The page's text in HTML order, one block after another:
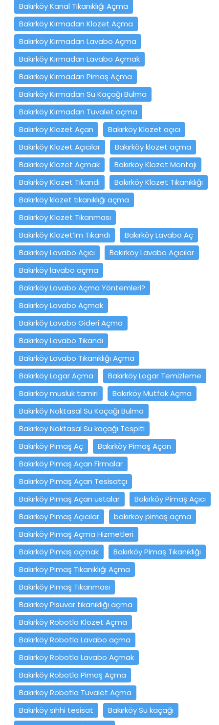
Bakırköy Kanal Tıkanıklığı Açma
Bakırköy Kırmadan Klozet Açma
Bakırköy Kırmadan Lavabo Açma
Bakırköy Kırmadan Lavabo Açmak
Bakırköy Kırmadan Pimaş Açma
Bakırköy Kırmadan Su Kaçağı Bulma
Bakırköy Kırmadan Tuvalet açma
Bakırköy Klozet Açan
Bakırköy Klozet açıcı
Bakırköy Klozet Açıcılar
Bakırköy klozet açma
Bakırköy Klozet Açmak
Bakırköy Klozet Montajı
Bakırköy Klozet Tıkandı
Bakırköy Klozet Tıkanıklığı
Bakırköy klozet tıkanıklığı açma
Bakırköy Klozet Tıkanması
Bakırköy Klozet’im Tıkandı
Bakırköy Lavabo Aç
Bakırköy Lavabo Açıcı
Bakırköy Lavabo Açıcılar
Bakırköy lavabo açma
Bakırköy Lavabo Açma Yöntemleri?
Bakırköy Lavabo Açmak
Bakırköy Lavabo Gideri Açma
Bakırköy Lavabo Tıkandı
Bakırköy Lavabo Tıkanıklığı Açma
Bakırköy Logar Açma
Bakırköy Logar Temizleme
Bakırköy musluk tamiri
Bakırköy Mutfak Açma
Bakırköy Noktasal Su Kaçağı Bulma
Bakırköy Noktasal Su kaçağı Tespiti
Bakırköy Pimaş Aç
Bakırköy Pimaş Açan
Bakırköy Pimaş Açan Firmalar
Bakırköy Pimaş Açan Tesisatçı
Bakırköy Pimaş Açan ustalar
Bakırköy Pimaş Açıcı
Bakırköy Pimaş Açıcılar
bakırköy pimaş açma
Bakırköy Pimaş Açma Hizmetleri
Bakırköy Pimaş açmak
Bakırköy Pimaş Tıkanıklığı
Bakırköy Pimaş Tıkanıklığı Açma
Bakırköy Pimaş Tıkanması
Bakırköy Pisuvar tıkanıklığı açma
Bakırköy Robotla Klozet Açma
Bakırköy Robotla Lavabo açma
Bakırköy Robotla Lavabo Açmak
Bakırköy Robotla Pimaş Açma
Bakırköy Robotla Tuvalet Açma
Bakırköy sıhhi tesisat
Bakırköy Su kaçağı